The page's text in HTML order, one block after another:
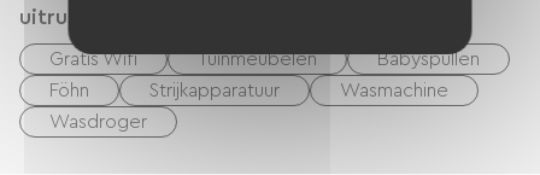
uitrusting
Gratis Wifi Tuinmeubelen
Babyspullen
Föhn
Strijkapparatuur
Wasmachine
Wasdroger